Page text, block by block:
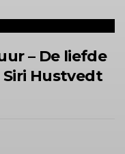
– De liefde
Hustvedt